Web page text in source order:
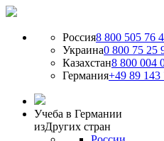
Россия8 800 505 76
Украина0 800 75 25
Казахстан8 800 004
Германия+49 89 143
Учеба в Германии
изДругих стран